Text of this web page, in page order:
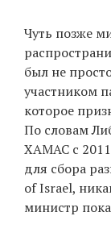
Чуть позже
был не
участником
которое
По словам
ХАМАС с 2011
для сбора
of Israel,
министр